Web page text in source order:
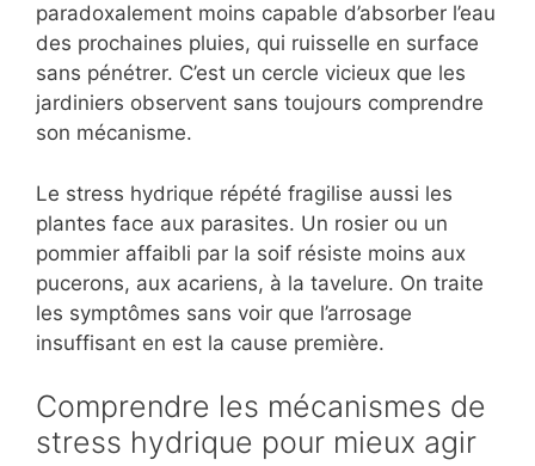
paradoxalement moins capable d’absorber l’eau
des prochaines pluies, qui ruisselle en surface
sans pénétrer. C’est un cercle vicieux que les
jardiniers observent sans toujours comprendre
son mécanisme.
Le stress hydrique répété fragilise aussi les
plantes face aux parasites. Un rosier ou un
pommier affaibli par la soif résiste moins aux
pucerons, aux acariens, à la tavelure. On traite
les symptômes sans voir que l’arrosage
insuffisant en est la cause première.
Comprendre les mécanismes de
stress hydrique pour mieux agir